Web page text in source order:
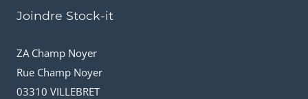
Joindre Stock-it
ZA Champ Noyer
Rue Champ Noyer
03310 VILLEBRET